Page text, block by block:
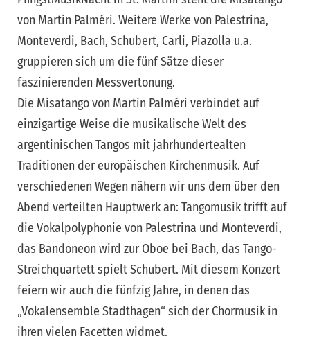
von Martin Palméri. Weitere Werke von Palestrina,
Monteverdi, Bach, Schubert, Carli, Piazolla u.a.
gruppieren sich um die fünf Sätze dieser
faszinierenden Messvertonung.
Die Misatango von Martin Palméri verbindet auf
einzigartige Weise die musikalische Welt des
argentinischen Tangos mit jahrhundertealten
Traditionen der europäischen Kirchenmusik. Auf
verschiedenen Wegen nähern wir uns dem über den
Abend verteilten Hauptwerk an: Tangomusik trifft auf
die Vokalpolyphonie von Palestrina und Monteverdi,
das Bandoneon wird zur Oboe bei Bach, das Tango-
Streichquartett spielt Schubert. Mit diesem Konzert
feiern wir auch die fünfzig Jahre, in denen das
„Vokalensemble Stadthagen“ sich der Chormusik in
ihren vielen Facetten widmet.